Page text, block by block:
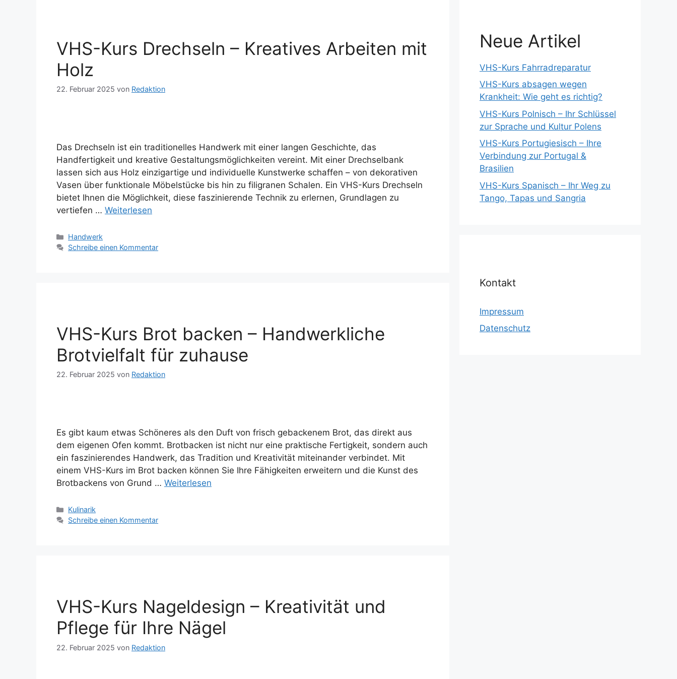
VHS-Kurs Drechseln – Kreatives Arbeiten mit
Holz
22. Februar 2025 von Redaktion
Das Drechseln ist ein traditionelles Handwerk mit einer langen Geschichte, das
Handfertigkeit und kreative Gestaltungsmöglichkeiten vereint. Mit einer Drechselbank
lassen sich aus Holz einzigartige und individuelle Kunstwerke schaffen – von dekorativen
Vasen über funktionale Möbelstücke bis hin zu filigranen Schalen. Ein VHS-Kurs Drechseln
bietet Ihnen die Möglichkeit, diese faszinierende Technik zu erlernen, Grundlagen zu
vertiefen … Weiterlesen
Kategorien
Handwerk
Schreibe einen Kommentar
VHS-Kurs Brot backen – Handwerkliche
Brotvielfalt für zuhause
22. Februar 2025 von Redaktion
Es gibt kaum etwas Schöneres als den Duft von frisch gebackenem Brot, das direkt aus
dem eigenen Ofen kommt. Brotbacken ist nicht nur eine praktische Fertigkeit, sondern auch
ein faszinierendes Handwerk, das Tradition und Kreativität miteinander verbindet. Mit
einem VHS-Kurs im Brot backen können Sie Ihre Fähigkeiten erweitern und die Kunst des
Brotbackens von Grund … Weiterlesen
Kategorien
Kulinarik
Schreibe einen Kommentar
VHS-Kurs Nageldesign – Kreativität und
Pflege für Ihre Nägel
22. Februar 2025 von Redaktion
Neue Artikel
VHS-Kurs Fahrradreparatur
VHS-Kurs absagen wegen
Krankheit: Wie geht es richtig?
VHS-Kurs Polnisch – Ihr Schlüssel
zur Sprache und Kultur Polens
VHS-Kurs Portugiesisch – Ihre
Verbindung zur Portugal &
Brasilien
VHS-Kurs Spanisch – Ihr Weg zu
Tango, Tapas und Sangria
Kontakt
Impressum
Datenschutz